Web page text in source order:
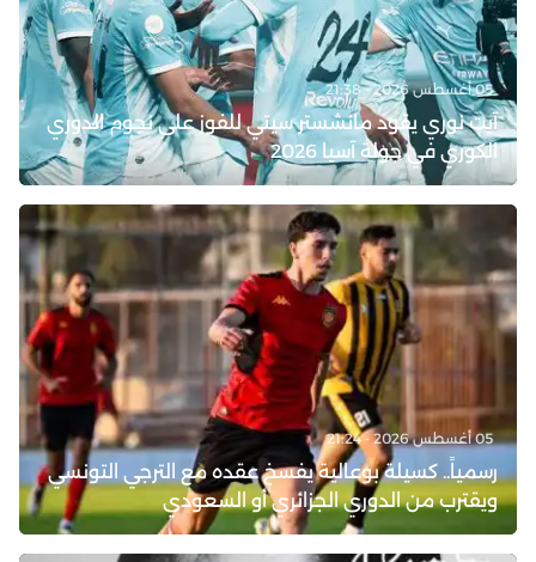
05 أغسطس 2026 - 21:38
آيت نوري يقود مانشستر سيتي للفوز على نجوم الدوري
الكوري في جولة آسيا 2026
05 أغسطس 2026 - 21:24
رسمياً.. كسيلة بوعالية يفسخ عقده مع الترجي التونسي
ويقترب من الدوري الجزائري أو السعودي